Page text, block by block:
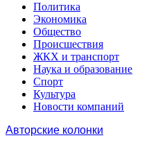
Политика
Экономика
Общество
Происшествия
ЖКХ и транспорт
Наука и образование
Спорт
Культура
Новости компаний
Авторские колонки